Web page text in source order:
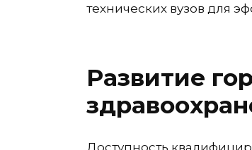
технических вузов для
Развитие
Доступность